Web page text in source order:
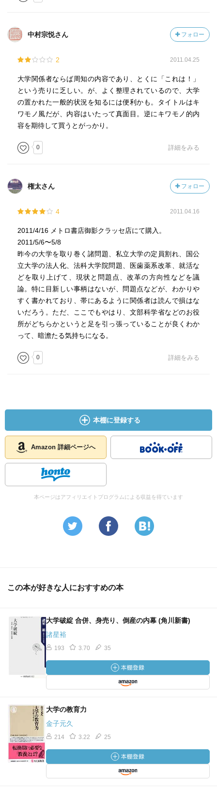
中村宗悦さん フォロー
2 2011.04.25
大学関係者ならば周知の内容であり、とくに「これは！」
という売りに乏しい。が、よく整理されているので、大学
の置かれた一般的状況を知るには便利かも。タイトルはキ
ワモノ風だが、内容はいたって真面目。逆にキワモノ的内
容を期待して買うとがっかり。
0 詳細をみる
権太さん フォロー
4 2011.04.16
2011/4/16 メトロ書店御影クラッセ店にて購入。
2011/5/6〜5/8
昨今の大学を取り巻く諸問題、私立大学の定員割れ、国公
立大学の法人化、法科大学院問題、医歯薬系改革、就活な
どを取り上げて、現状と問題点、改革の方向性などを議
論。特に目新しい事柄はないが、問題点などが、わかりや
すく書かれており、帯にあるように関係者は読んで損はな
いだろう。ただ、ここでもやはり、文部科学省などのお役
所がどちらかというと足を引っ張っていることが良くわか
って、暗澹たる気持ちになる。
0 詳細をみる
本棚に登録する
Amazon 詳細ページへ
本ページはアフィリエイトプログラムによる収益を得ています
この本が好きな人におすすめの本
大学破綻 合併、身売り、倒産の内幕 (角川新書)
諸星裕
193 3.70 35
大学の教育力
金子元久
214 3.22 25